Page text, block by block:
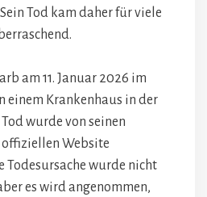
Tod kam daher für viele
am 11. Januar 2026 im
einem Krankenhaus in der
wurde von seinen
Website
Todesursache wurde nicht
es wird angenommen,